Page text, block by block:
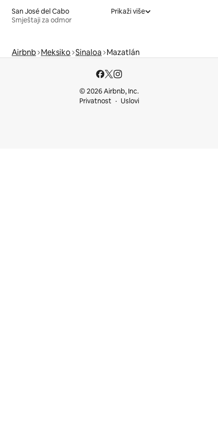
San José del Cabo
Smještaji za odmor
Prikaži više
Airbnb Meksiko Sinaloa Mazatlán
© 2026 Airbnb, Inc.
Privatnost
Uslovi